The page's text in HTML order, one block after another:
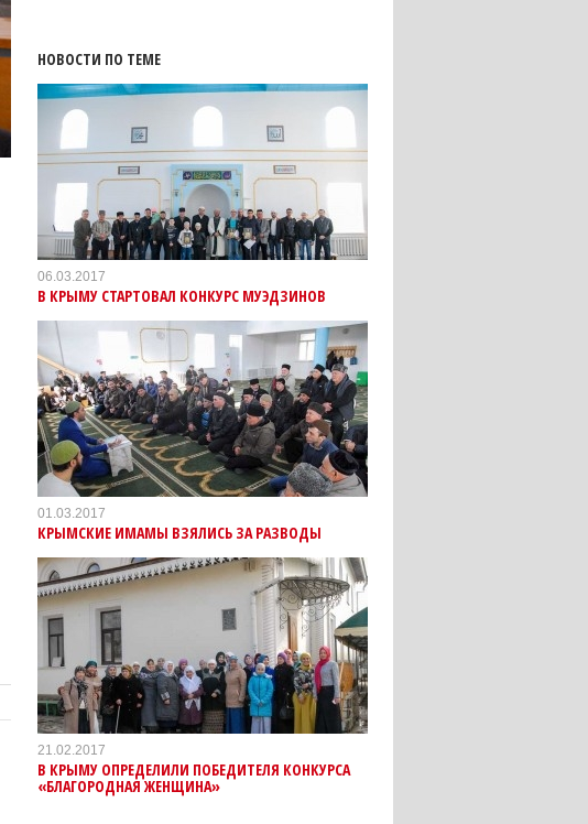
НОВОСТИ ПО ТЕМЕ
06.03.2017
В КРЫМУ СТАРТОВАЛ КОНКУРС МУЭДЗИНОВ
01.03.2017
КРЫМСКИЕ ИМАМЫ ВЗЯЛИСЬ ЗА РАЗВОДЫ
21.02.2017
В КРЫМУ ОПРЕДЕЛИЛИ ПОБЕДИТЕЛЯ КОНКУРСА
«БЛАГОРОДНАЯ ЖЕНЩИНА»